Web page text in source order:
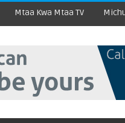
Mtaa Kwa Mtaa TV